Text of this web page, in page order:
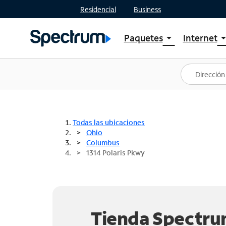
Residencial Business
Paquetesarrow_drop_down
Ver paquetes
Spectrum One
Mejores ofertas
Internetarrow_drop_down
Planes
Todas las ubicaciones
Ohio
Columbus
1314 Polaris Pkwy
Tienda